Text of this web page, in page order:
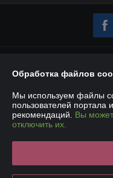
«Карбокс-Плюс»
220007, РБ, г. Минск, ул.
Регистрационный номер
Регистрационный орган:
Обработка файлов
Мы используем файлы
пользователей портала
рекомендаций. Вы
отключить их.